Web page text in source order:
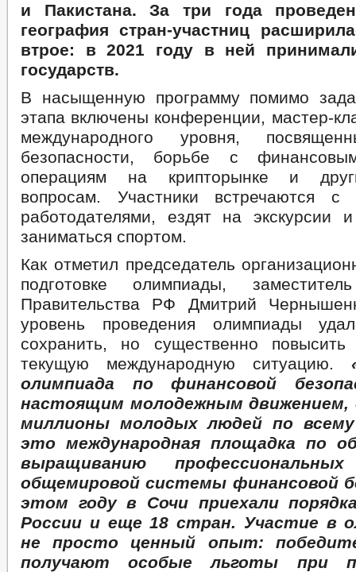
и Пакистана. За три года
география стран-участниц
втрое: в 2021 году в ней
государств.
В насыщенную программу помимо
этапа включены конференции, мастер-
международного уровня,
безопасности, борьбе с
операциям на крипторынке и
вопросам. Участники встречаются с
работодателями, ездят на экскурсии
заниматься спортом.
Как отметил председатель
подготовке олимпиады,
Правительства РФ Дмитрий
уровень проведения олимпиады
сохранить, но существенно
текущую международную ситуацию.
олимпиада по финансовой
настоящим молодежным
миллионы молодых людей по всему
это международная площадка по
выращиванию
общемировой системы финансовой
этом году в Сочи приехали
России и еще 18 стран. Участие в
не просто ценный опыт:
получают особые льготы при